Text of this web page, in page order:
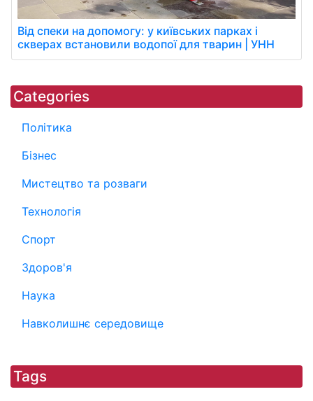
Від спеки на допомогу: у київських парках і
скверах встановили водопої для тварин | УНН
Categories
Політика
Бізнес
Мистецтво та розваги
Технологія
Спорт
Здоров'я
Наука
Навколишнє середовище
Tags